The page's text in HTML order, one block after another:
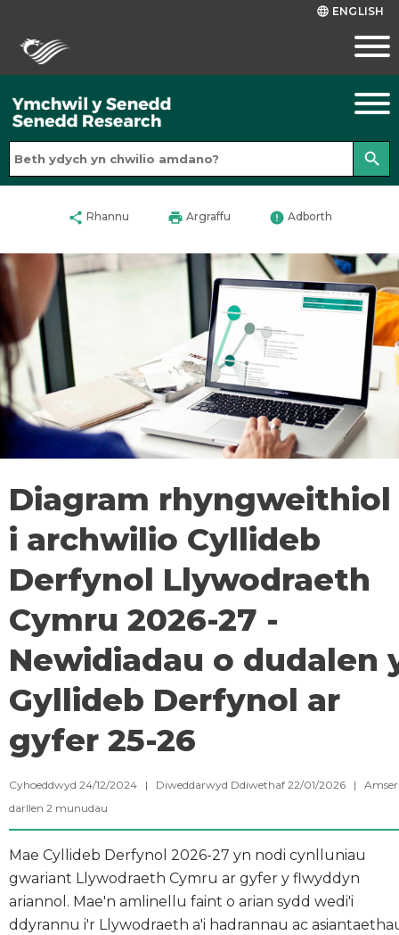
language ENGLISH
search
share Rhannu print Argraffu error Adborth
Diagram rhyngweithiol
i archwilio Cyllideb
Derfynol Llywodraeth
Cymru 2026-27 -
Newidiadau o dudalen
Gyllideb Derfynol ar
gyfer 25-26
Cyhoeddwyd 24/12/2024 | Diweddarwyd Ddiwethaf 22/01/2026 | Amser
darllen 2 munudau
Mae Cyllideb Derfynol 2026-27 yn nodi cynlluniau
gwariant Llywodraeth Cymru ar gyfer y flwyddyn
ariannol. Mae'n amlinellu faint o arian sydd wedi'i
ddyrannu i'r Llywodraeth a'i hadrannau ac